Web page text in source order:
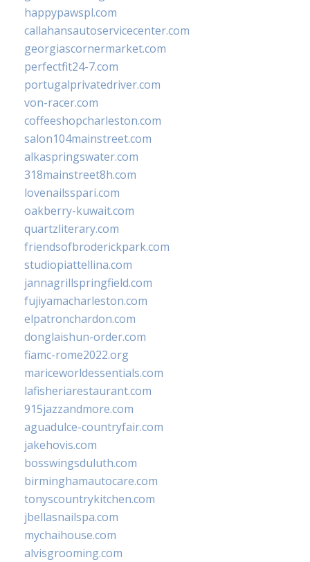
happypawspl.com
callahansautoservicecenter.com
georgiascornermarket.com
perfectfit24-7.com
portugalprivatedriver.com
von-racer.com
coffeeshopcharleston.com
salon104mainstreet.com
alkaspringswater.com
318mainstreet8h.com
lovenailsspari.com
oakberry-kuwait.com
quartzliterary.com
friendsofbroderickpark.com
studiopiattellina.com
jannagrillspringfield.com
fujiyamacharleston.com
elpatronchardon.com
donglaishun-order.com
fiamc-rome2022.org
mariceworldessentials.com
lafisheriarestaurant.com
915jazzandmore.com
aguadulce-countryfair.com
jakehovis.com
bosswingsduluth.com
birminghamautocare.com
tonyscountrykitchen.com
jbellasnailspa.com
mychaihouse.com
alvisgrooming.com